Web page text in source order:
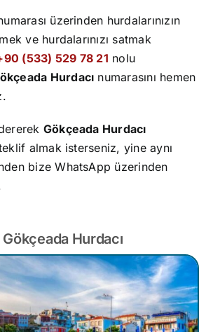
üzerinden hurdalarınızın
ve hurdalarınızı satmak
(533) 529 78 21 nolu
Hurdacı numarasını hemen
Gökçeada Hurdacı
almak isterseniz, yine aynı
bize WhatsApp üzerinden
Gökçeada Hurdacı